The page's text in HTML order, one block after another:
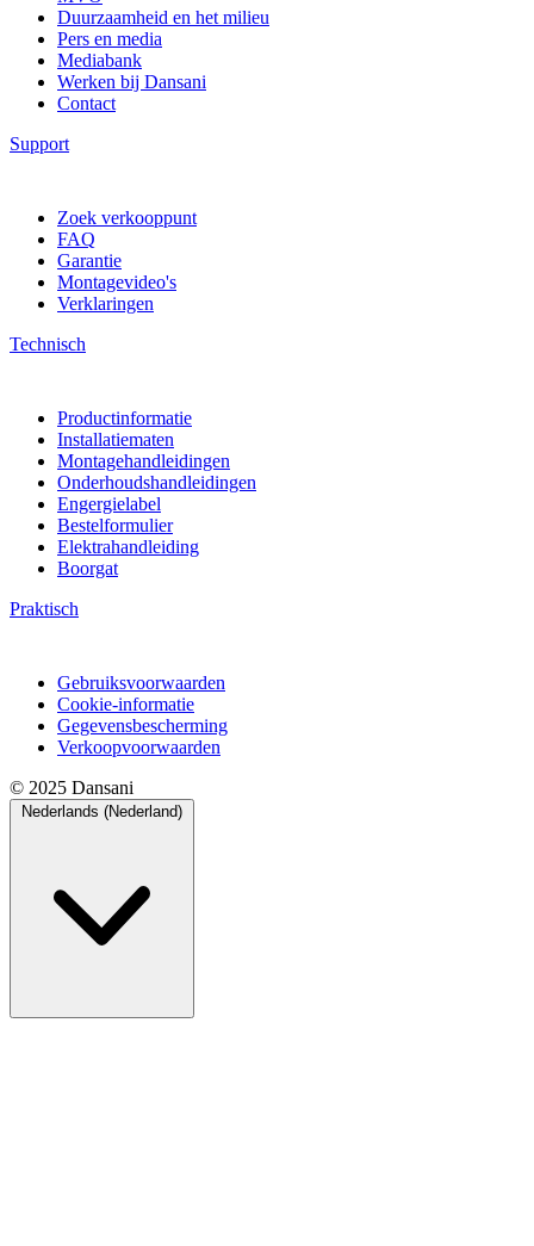
Duurzaamheid en het milieu
Pers en media
Mediabank
Werken bij Dansani
Contact
Support
Zoek verkooppunt
FAQ
Garantie
Montagevideo's
Verklaringen
Technisch
Productinformatie
Installatiematen
Montagehandleidingen
Onderhoudshandleidingen
Engergielabel
Bestelformulier
Elektrahandleiding
Boorgat
Praktisch
Gebruiksvoorwaarden
Cookie-informatie
Gegevensbescherming
Verkoopvoorwaarden
© 2025 Dansani
Nederlands (Nederland)